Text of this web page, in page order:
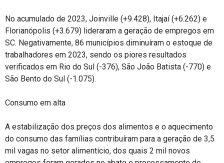
No acumulado de 2023, Joinville (+9.428), Itajaí (+6.262) e
Florianópolis (+3.679) lideraram a geração de empregos em
SC. Negativamente, 86 municípios diminuíram o estoque de
trabalhadores em 2023, sendo os piores resultados
verificados em Rio do Sul (-376), São João Batista (-770) e
São Bento do Sul (-1.075).
Consumo em alta
A estabilização dos preços dos alimentos e o aquecimento
do consumo das famílias contribuíram para a geração de 3,5
mil vagas no setor alimentício, dos quais 2 mil novos